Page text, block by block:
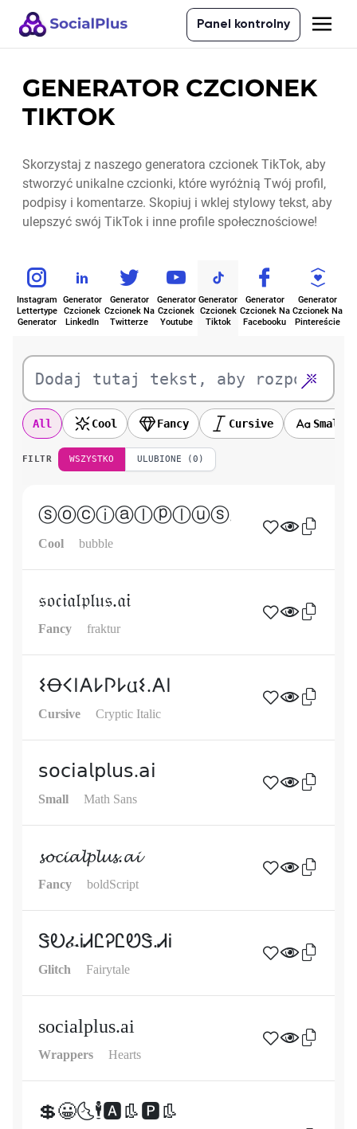
Panel kontrolny
GENERATOR CZCIONEK
TIKTOK
Skorzystaj z naszego generatora czcionek TikTok, aby
stworzyć unikalne czcionki, które wyróżnią Twój profil,
podpisy i komentarze. Skopiuj i wklej stylowy tekst, aby
ulepszyć swój TikTok i inne profile społecznościowe!
Instagram
Lettertype
Generator
Generator
Czcionek
LinkedIn
Generator
Czcionek Na
Twitterze
Generator
Czcionek
Youtube
Generator
Czcionek
Tiktok
Generator
Czcionek Na
Facebooku
Generator
Czcionek Na
Pintereście
All Cool Fancy Cursive Small
FILTR WSZYSTKO ULUBIONE (0)
ⓢⓞⓒⓘⓐⓛⓟⓛⓤⓢ.ⓐⓘ
Cool bubble
𝔰𝔬𝔠𝔦𝔞𝔩𝔭𝔩𝔲𝔰.𝔞𝔦
Fancy fraktur
𐌔Ꝋ𐌂𐌉𐌀𐌋𐌐𐌋𐌵𐌔.𐌀𐌉
Cursive Cryptic Italic
𝗌𝗈𝖼𝗂𝖺𝗅𝗉𝗅𝗎𝗌.𝖺𝗂
Small Math Sans
𝓼𝓸𝓬𝓲𝓪𝓵𝓹𝓵𝓾𝓼.𝓪𝓲
Fancy boldScript
ᏕᎧፈᎥᏗᏝᎮᏝᏬᏕ.ᏗᎥ
Glitch Fairytale
socialplus.ai
Wrappers Hearts
💲😀🌜🕴🅰👢🅿👢